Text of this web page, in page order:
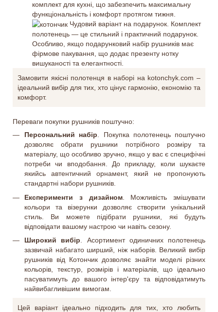
комплект для кухні, що забезпечить максимальну
функціональність і комфорт протягом тижня.
Чудовий варіант на подарунок. Комплект
полотенець — це стильний і практичний подарунок.
Особливо, якщо подарунковий набір рушників має
фірмове пакування, що додає презенту нотку
вишуканості та елегантності.
Замовити якісні полотенця в наборі на kotonchyk.com –
ідеальний вибір для тих, хто цінує гармонію, економію та
комфорт.
Переваги покупки рушників поштучно:
Персональний набір. Покупка полотенець поштучно
дозволяє обрати рушники потрібного розміру та
матеріалу, що особливо зручно, якщо у вас є специфічні
потреби чи вподобання. До прикладу, коли шукаєте
якийсь автентичний орнамент, який не пропонують
стандартні набори рушників.
Експерименти з дизайном. Можливість змішувати
кольори та візерунки дозволяє створити унікальний
стиль. Ви можете підібрати рушники, які будуть
відповідати вашому настрою чи навіть сезону.
Широкий вибір . Асортимент одиничних полотенець
зазвичай набагато ширший, ніж наборів. Великий вибір
рушників від Котончик дозволяє знайти моделі різних
кольорів, текстур, розмірів і матеріалів, що ідеально
пасуватимуть до вашого інтер'єру та відповідатимуть
найвибагливішим вимогам.
Цей варіант ідеально підходить для тих, хто любить